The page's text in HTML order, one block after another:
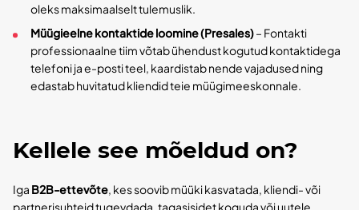
oleks maksimaalselt tulemuslik.
Müügieelne kontaktide loomine (Presales)– Fontakti
professionaalne tiim võtab ühendust kogutud kontaktidega
telefoni ja e-posti teel, kaardistab nende vajadused ning
edastab huvitatud kliendid teie müügimeeskonnale.
Kellele see mõeldud on?
Iga B2B-ettevõte, kes soovib müüki kasvatada, kliendi- või
partnerisuhteid tugevdada, tagasisidet koguda või uutele